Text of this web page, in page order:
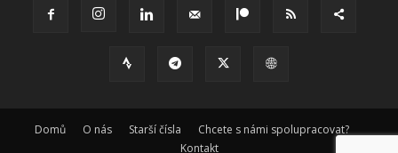
Domů O nás Starší čísla
Chcete s námi spolupracovat?
Kontakt